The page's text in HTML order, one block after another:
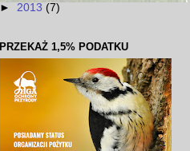
► 2013 (7)
PRZEKAŻ 1,5% PODATKU